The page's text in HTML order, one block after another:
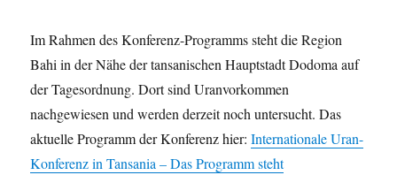
Im Rahmen des Konferenz-Programms steht die Region
Bahi in der Nähe der tansanischen Hauptstadt Dodoma auf
der Tagesordnung. Dort sind Uranvorkommen
nachgewiesen und werden derzeit noch untersucht. Das
aktuelle Programm der Konferenz hier:Internationale Uran-
Konferenz in Tansania – Das Programm steht